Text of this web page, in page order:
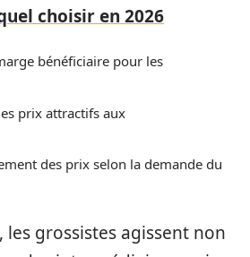
choisir en 2026
bénéficiaire pour les
prix attractifs aux
des prix selon la demande du
les grossistes agissent non